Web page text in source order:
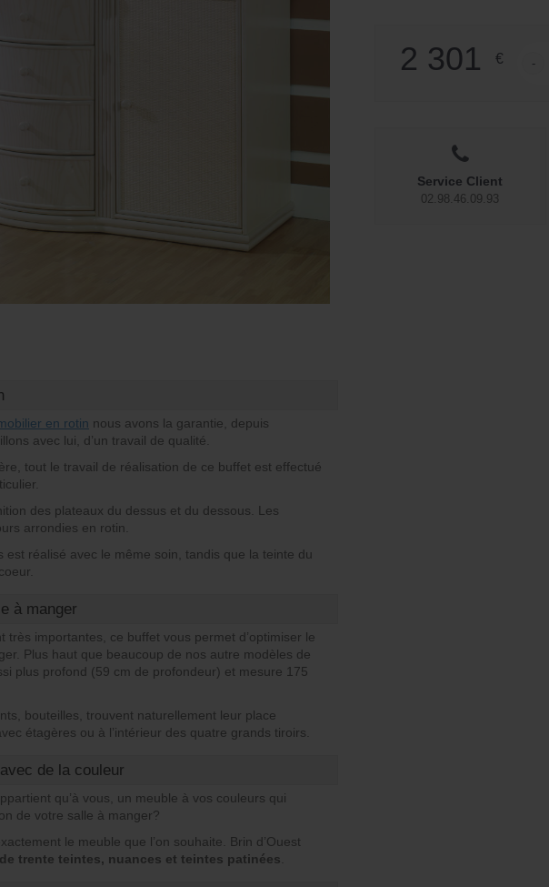
2 301 € -
Service Client
02.98.46.09.93
en rotin nous avons la garantie, depuis
avec lui, d’un travail de qualité.
tout le travail de réalisation de ce buffet est effectué
des plateaux du dessus et du dessous. Les
arrondies en rotin.
réalisé avec le même soin, tandis que la teinte du
à manger
très importantes, ce buffet vous permet d’optimiser le
Plus haut que beaucoup de nos autre modèles de
plus profond (59 cm de profondeur) et mesure 175
bouteilles, trouvent naturellement leur place
étagères ou à l’intérieur des quatre grands tiroirs.
de la couleur
qu’à vous, un meuble à vos couleurs qui
de votre salle à manger?
le meuble que l’on souhaite. Brin d’Ouest
trente teintes, nuances et teintes patinées